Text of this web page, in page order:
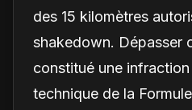
des 15 kilomètres
shakedown. Dépasser
constitué une
technique de la Formule